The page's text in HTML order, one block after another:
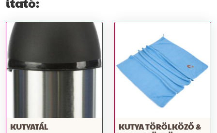
KUTYATÁL
KUTYA TÖRÖLKÖZŐ &